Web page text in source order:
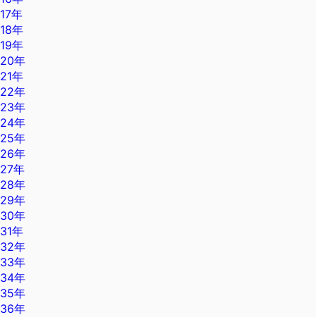
17年
18年
19年
20年
21年
22年
23年
24年
25年
26年
27年
28年
29年
30年
31年
32年
33年
34年
35年
36年